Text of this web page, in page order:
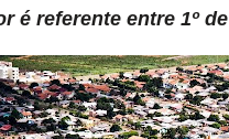
é referente entre 1º